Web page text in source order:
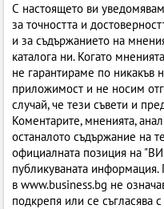
С настоящето ви
за точността и
и за съдържанието на
каталога ни. Когато
не гарантираме по никакъв
приложимост и не носим
случай, че тези съвети и
Коментарите, мненията,
останалото съдържание на
официалната позиция на
публикуваната
в www.business.bg не
подкрепя или се съгласява